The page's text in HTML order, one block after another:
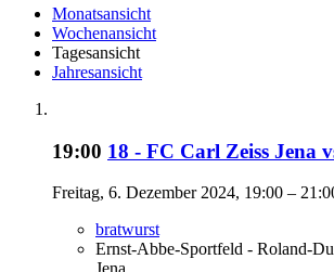
Monatsansicht
Wochenansicht
Tagesansicht
Jahresansicht
19:00 18 - FC Carl Zeiss Jena
Freitag, 6. Dezember 2024, 19:00 –
bratwurst
Ernst-Abbe-Sportfeld - Roland-